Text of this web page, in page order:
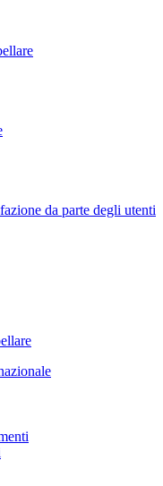
da parte degli utenti